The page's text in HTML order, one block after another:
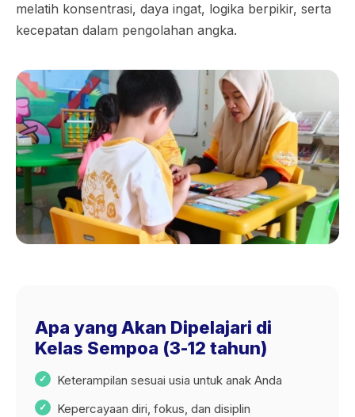
melatih konsentrasi, daya ingat, logika berpikir, serta
kecepatan dalam pengolahan angka.
Apa yang Akan Dipelajari di
Kelas Sempoa (3-12 tahun)
Keterampilan sesuai usia untuk anak Anda
Kepercayaan diri, fokus, dan disiplin